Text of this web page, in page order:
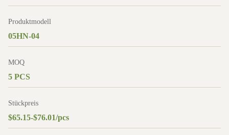
Produktmodell
05HN-04
MOQ
5 PCS
Stückpreis
$65.15-$76.01/pcs